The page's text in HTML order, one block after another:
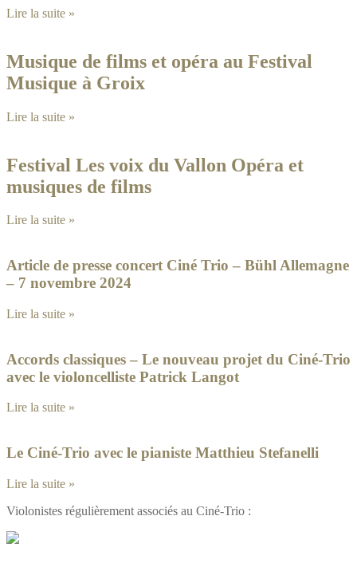
Lire la suite »
Musique de films et opéra au Festival
Musique à Groix
Lire la suite »
Festival Les voix du Vallon Opéra et
musiques de films
Lire la suite »
Article de presse concert Ciné Trio – Bühl Allemagne
– 7 novembre 2024
Lire la suite »
Accords classiques – Le nouveau projet du Ciné-Trio
avec le violoncelliste Patrick Langot
Lire la suite »
Le Ciné-Trio avec le pianiste Matthieu Stefanelli
Lire la suite »
Violonistes régulièrement associés au Ciné-Trio :